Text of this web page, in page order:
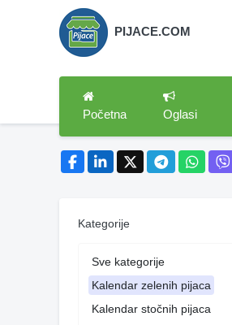
PIJACE.COM
Početna Oglasi
Kategorije
Sve kategorije
Kalendar zelenih pijaca
Kalendar stočnih pijaca